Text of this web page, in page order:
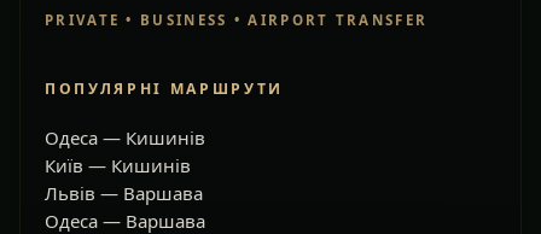
PRIVATE • BUSINESS • AIRPORT TRANSFER
ПОПУЛЯРНІ МАРШРУТИ
Одеса — Кишинів
Київ — Кишинів
Львів — Варшава
Одеса — Варшава